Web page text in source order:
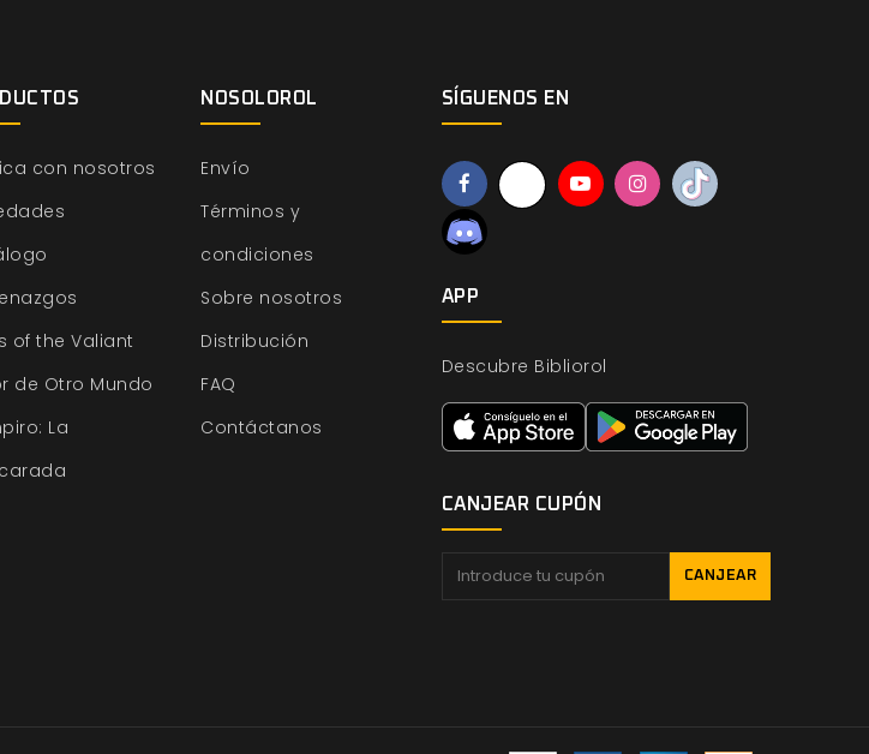
con nosotros
of the Valiant
de Otro Mundo
La
NOSOLOROL
Envío
Términos y
condiciones
Sobre nosotros
Distribución
FAQ
Contáctanos
SÍGUENOS EN
APP
Descubre Bibliorol
CANJEAR CUPÓN
CANJEAR